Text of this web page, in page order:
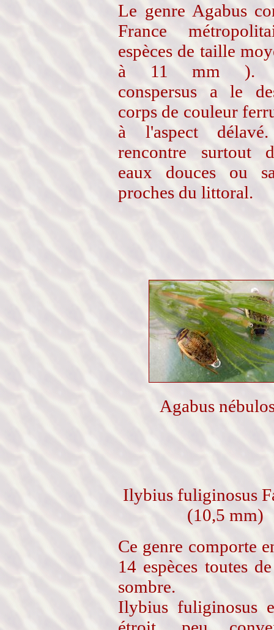
Le genre Agabus
France
espèces de taille
à 11 mm ).
conspersus a le
corps de couleur
à l'aspect
rencontre surtout
eaux douces ou
proches du littoral.
Agabus
Ilybius fuliginosus
(10,5 mm)
Ce genre comporte
14 espèces toutes
sombre.
Ilybius fuliginosus